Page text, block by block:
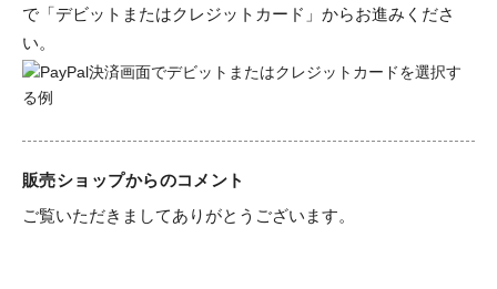
で「デビットまたはクレジットカード」からお進みくださ
い。
販売ショップからのコメント
ご覧いただきましてありがとうございます。